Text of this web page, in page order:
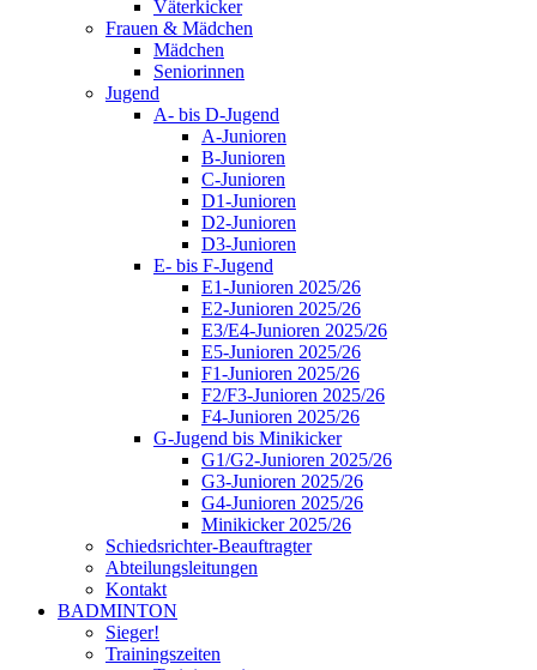
Väterkicker
Frauen & Mädchen
Mädchen
Seniorinnen
Jugend
A- bis D-Jugend
A-Junioren
B-Junioren
C-Junioren
D1-Junioren
D2-Junioren
D3-Junioren
E- bis F-Jugend
E1-Junioren 2025/26
E2-Junioren 2025/26
E3/E4-Junioren 2025/26
E5-Junioren 2025/26
F1-Junioren 2025/26
F2/F3-Junioren 2025/26
F4-Junioren 2025/26
G-Jugend bis Minikicker
G1/G2-Junioren 2025/26
G3-Junioren 2025/26
G4-Junioren 2025/26
Minikicker 2025/26
Schiedsrichter-Beauftragter
Abteilungsleitungen
Kontakt
BADMINTON
Sieger!
Trainingszeiten